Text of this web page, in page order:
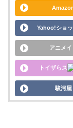
Yahoo!ショ
アニメイ
トイザらス
駿河屋